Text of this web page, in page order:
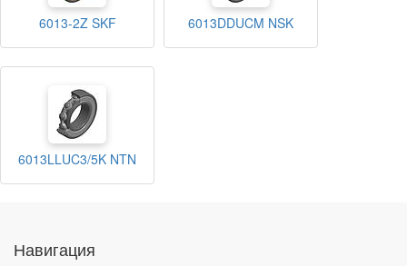
6013-2Z SKF 6013DDUCM NSK
6013LLUC3/5K NTN
Навигация